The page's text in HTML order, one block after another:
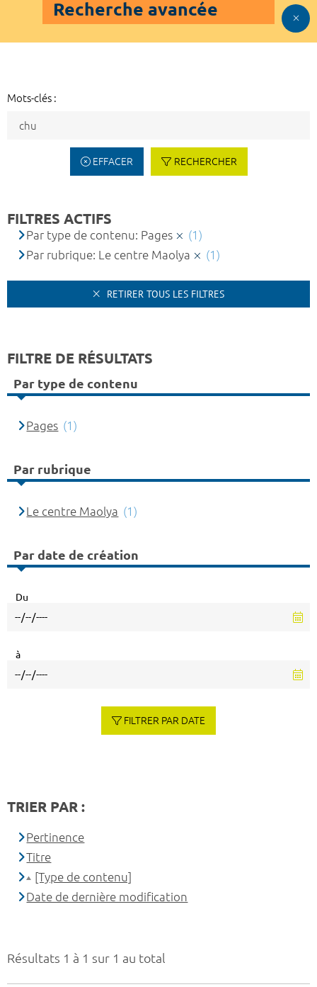
Recherche avancée
Mots-clés :
EFFACER RECHERCHER
Résultats 1 à 1 sur 1 au total
FILTRES ACTIFS
Par type de contenu: Pages
(1)
Par rubrique: Le centre Maolya
(1)
RETIRER TOUS LES FILTRES
FILTRE DE RÉSULTATS
Par type de contenu
Pages (1)
Par rubrique
Le centre Maolya (1)
Par date de création
Du
à
FILTRER PAR DATE
TRIER PAR :
Pertinence
Titre
[Type de contenu]
Date de dernière modification